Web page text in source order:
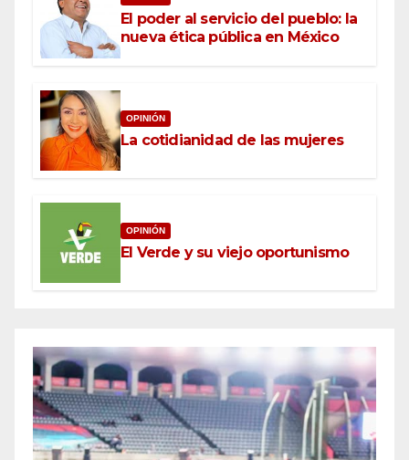
El poder al servicio del pueblo: la
nueva ética pública en México
OPINIÓN
La cotidianidad de las mujeres
OPINIÓN
El Verde y su viejo oportunismo